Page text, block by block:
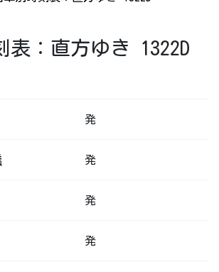
表：直方ゆき 1322D
発
発
発
発